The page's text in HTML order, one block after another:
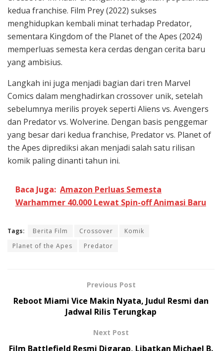
kedua franchise. Film Prey (2022) sukses
menghidupkan kembali minat terhadap Predator,
sementara Kingdom of the Planet of the Apes (2024)
memperluas semesta kera cerdas dengan cerita baru
yang ambisius.
Langkah ini juga menjadi bagian dari tren Marvel
Comics dalam menghadirkan crossover unik, setelah
sebelumnya merilis proyek seperti Aliens vs. Avengers
dan Predator vs. Wolverine. Dengan basis penggemar
yang besar dari kedua franchise, Predator vs. Planet of
the Apes diprediksi akan menjadi salah satu rilisan
komik paling dinanti tahun ini.
Baca Juga: Amazon Perluas Semesta
Warhammer 40.000 Lewat Spin-off Animasi Baru
Tags: Berita Film Crossover
Komik
Planet of the Apes
Predator
Previous Post
Reboot Miami Vice Makin Nyata, Judul Resmi dan
Jadwal Rilis Terungkap
Next Post
Film Battlefield Resmi Digarap, Libatkan Michael B.